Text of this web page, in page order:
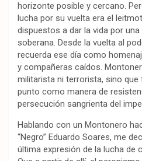
horizonte posible y cercano.
lucha por su vuelta era el
dispuestos a dar la vida por
soberana. Desde la vuelta al
recuerda ese día como
y compañeras caídos.
militarista ni terrorista, sino
punto como manera de
persecución sangrienta del
Hablando con un Montonero
“Negro” Eduardo Soares, me
última expresión de la lucha de